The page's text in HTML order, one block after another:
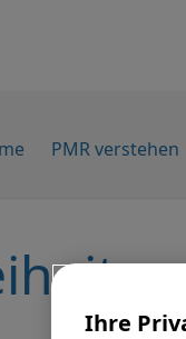
PMR verstehen
Ihre